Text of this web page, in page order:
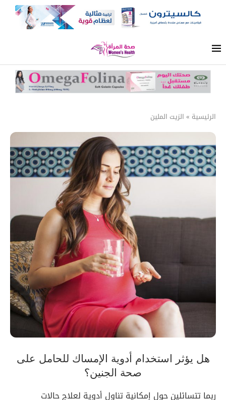
الرئيسية » الزيت الملين
هل يؤثر استخدام أدوية الإمساك للحامل على
صحة الجنين؟
ربما تتسائلين حول إمكانية تناول أدوية لعلاج حالات